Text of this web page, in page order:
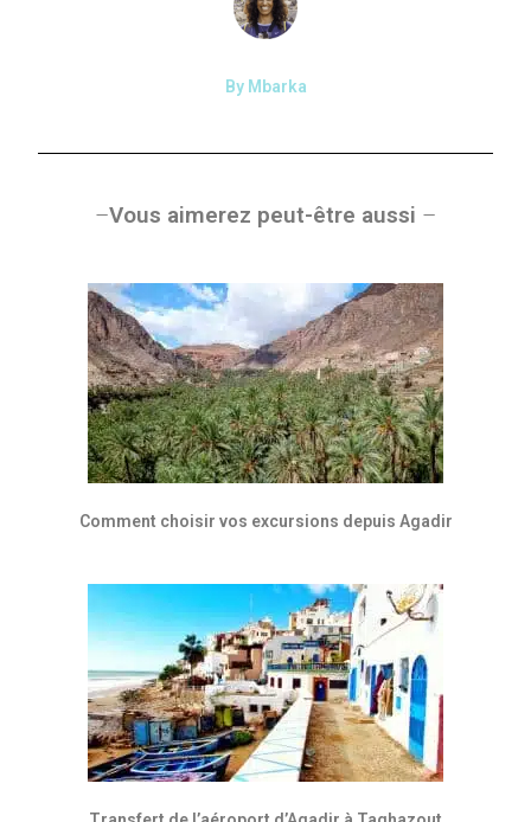
By Mbarka
–Vous aimerez peut-être aussi –
Comment choisir vos excursions depuis Agadir